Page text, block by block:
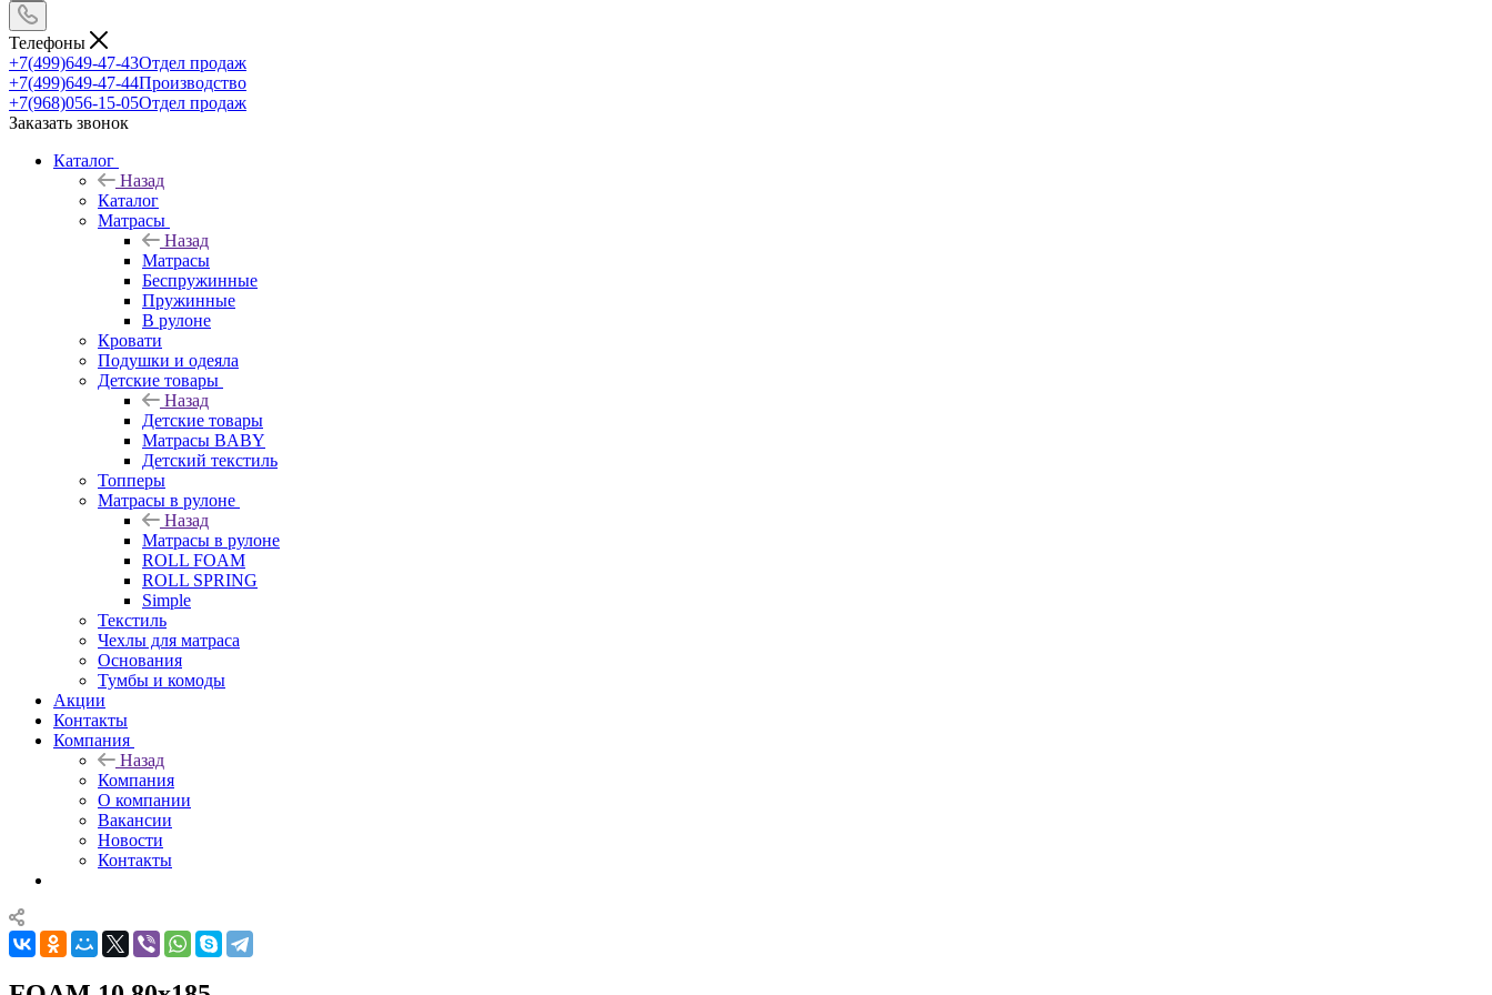
Телефоны
+7(499)649-47-43Отдел продаж
+7(499)649-47-44Производство
+7(968)056-15-05Отдел продаж
Заказать звонок
Каталог
Назад
Каталог
Матрасы
Назад
Матрасы
Беспружинные
Пружинные
В рулоне
Кровати
Подушки и одеяла
Детские товары
Назад
Детские товары
Матрасы BABY
Детский текстиль
Топперы
Матрасы в рулоне
Назад
Матрасы в рулоне
ROLL FOAM
ROLL SPRING
Simple
Текстиль
Чехлы для матраса
Основания
Тумбы и комоды
Акции
Контакты
Компания
Назад
Компания
О компании
Вакансии
Новости
Контакты